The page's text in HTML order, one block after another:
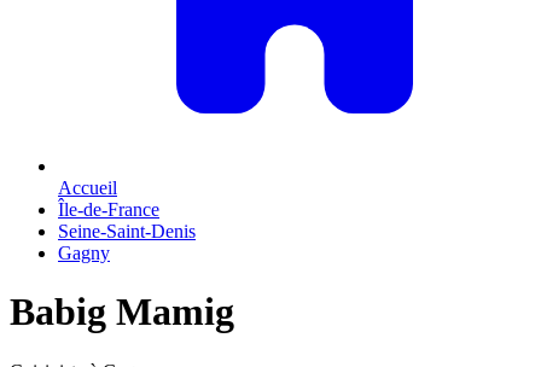
Accueil
Île-de-France
Seine-Saint-Denis
Gagny
Babig Mamig